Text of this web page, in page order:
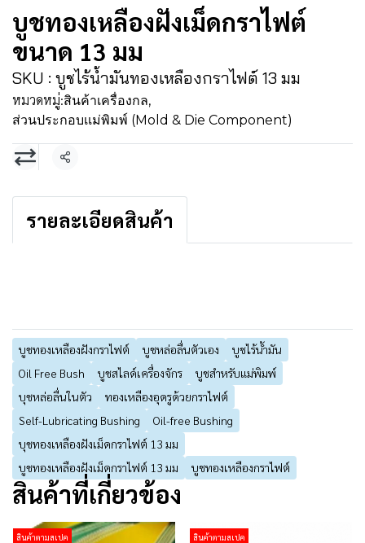
บูชทองเหลืองฝังเม็ดกราไฟต์
ขนาด 13 มม
SKU : บูชไร้น้ำมันทองเหลืองกราไฟต์ 13 มม
หมวดหมู่:สินค้าเครื่องกล,
ส่วนประกอบเเม่พิมพ์ (Mold & Die Component)
แชร์
รายละเอียดสินค้า
บูชทองเหลืองฝังกราไฟต์ บูชหล่อลื่นตัวเอง
บูชไร้น้ำมัน
Oil Free Bush
บูชสไลด์เครื่องจักร
บูชสำหรับแม่พิมพ์
บุชหล่อลื่นในตัว
ทองเหลืองอุดรูด้วยกราไฟต์
Self-Lubricating Bushing
Oil-free Bushing
บุชทองเหลืองฝังเม็ดกราไฟต์ 13 มม
บูชทองเหลืองฝังเม็ดกราไฟต์ 13 มม
บูชทองเหลืองกราไฟต์
สินค้าที่เกี่ยวข้อง
สินค้าตามสเปค สินค้าตามสเปค